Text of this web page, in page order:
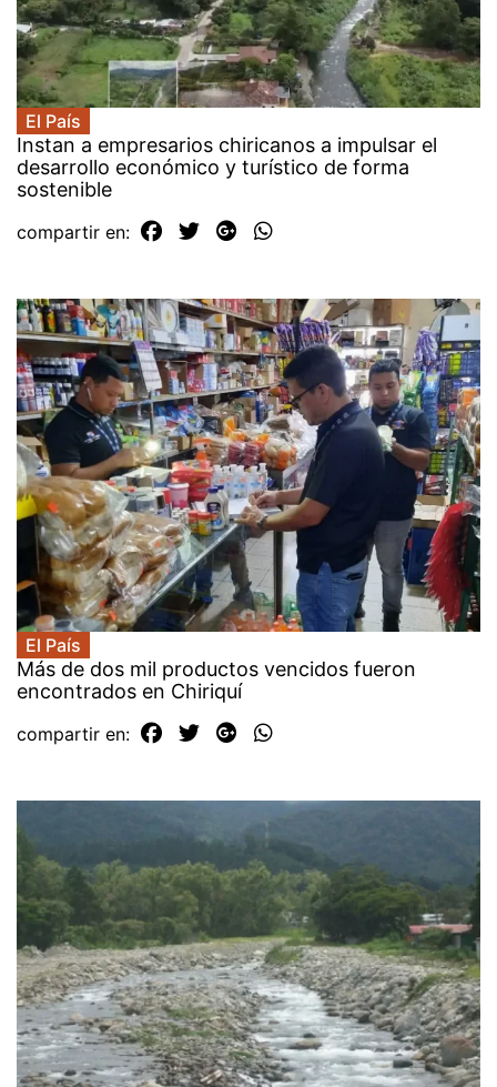
El País
Instan a empresarios chiricanos a impulsar el
desarrollo económico y turístico de forma
sostenible
compartir en:
El País
Más de dos mil productos vencidos fueron
encontrados en Chiriquí
compartir en: